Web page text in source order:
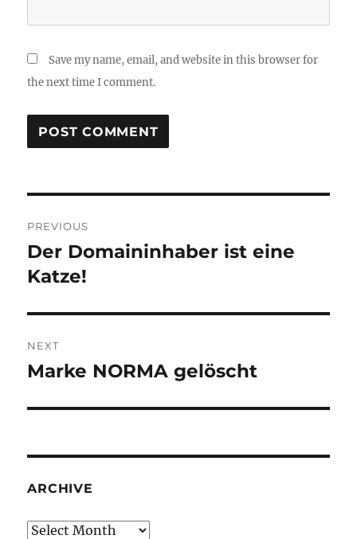
Save my name, email, and website in this browser for
the next time I comment.
navigation
PREVIOUS
Previous
post:
Der Domaininhaber ist eine
Katze!
NEXT
Next
Marke NORMA gelöscht
ARCHIVE
Archive